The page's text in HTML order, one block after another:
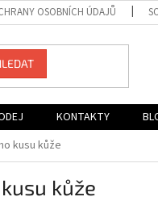
OSOBNÍCH ÚDAJŮ
KONTAKTY
kusu kůže
kůže